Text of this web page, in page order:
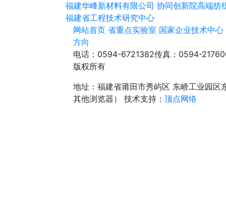
福建华峰新材料有限公司 协同创新院高端纺
福建省工程技术研究中心
网站首页 省重点实验室 国家企业技术中心
方向
电话：0594-6721382传真：0594-
版权所有
地址：福建省莆田市秀屿区 东峤工业园区
其他浏览器）
技术支持： 顶点网络